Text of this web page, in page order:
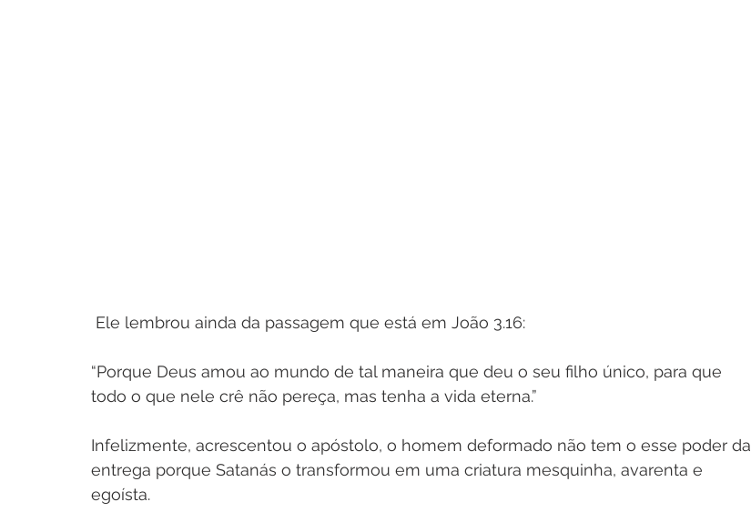
Ele lembrou ainda da passagem que está em João 3.16:
“Porque Deus amou ao mundo de tal maneira que deu o seu filho único, para que
todo o que nele crê não pereça, mas tenha a vida eterna.”
Infelizmente, acrescentou o apóstolo, o homem deformado não tem o esse poder da
entrega porque Satanás o transformou em uma criatura mesquinha, avarenta e
egoísta.